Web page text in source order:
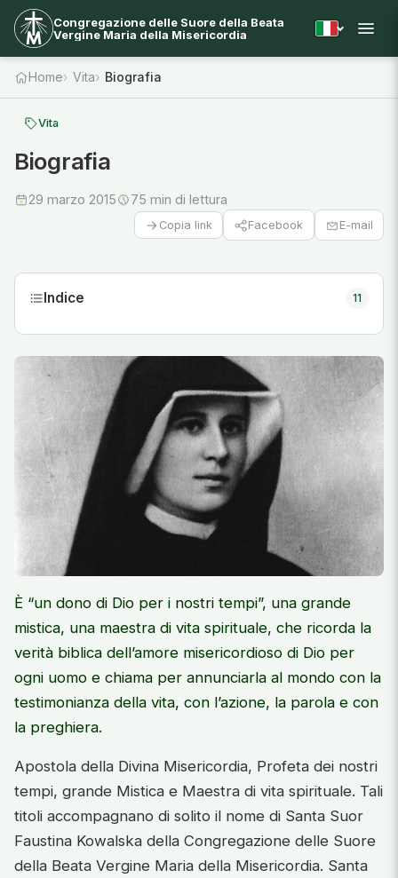
Congregazione delle Suore della Beata
Vergine Maria della Misericordia
Home Vita Biografia
Vita
Biografia
29 marzo 2015 75 min di lettura
Copia link Facebook E-mail
Indice 11
È “un dono di Dio per i nostri tempi”, una grande
mistica, una maestra di vita spirituale, che ricorda la
verità biblica dell’amore misericordioso di Dio per
ogni uomo e chiama per annunciarla al mondo con la
testimonianza della vita, con l’azione, la parola e con
la preghiera.
Apostola della Divina Misericordia, Profeta dei nostri
tempi, grande Mistica e Maestra di vita spirituale. Tali
titoli accompagnano di solito il nome di Santa Suor
Faustina Kowalska della Congregazione delle Suore
della Beata Vergine Maria della Misericordia. Santa